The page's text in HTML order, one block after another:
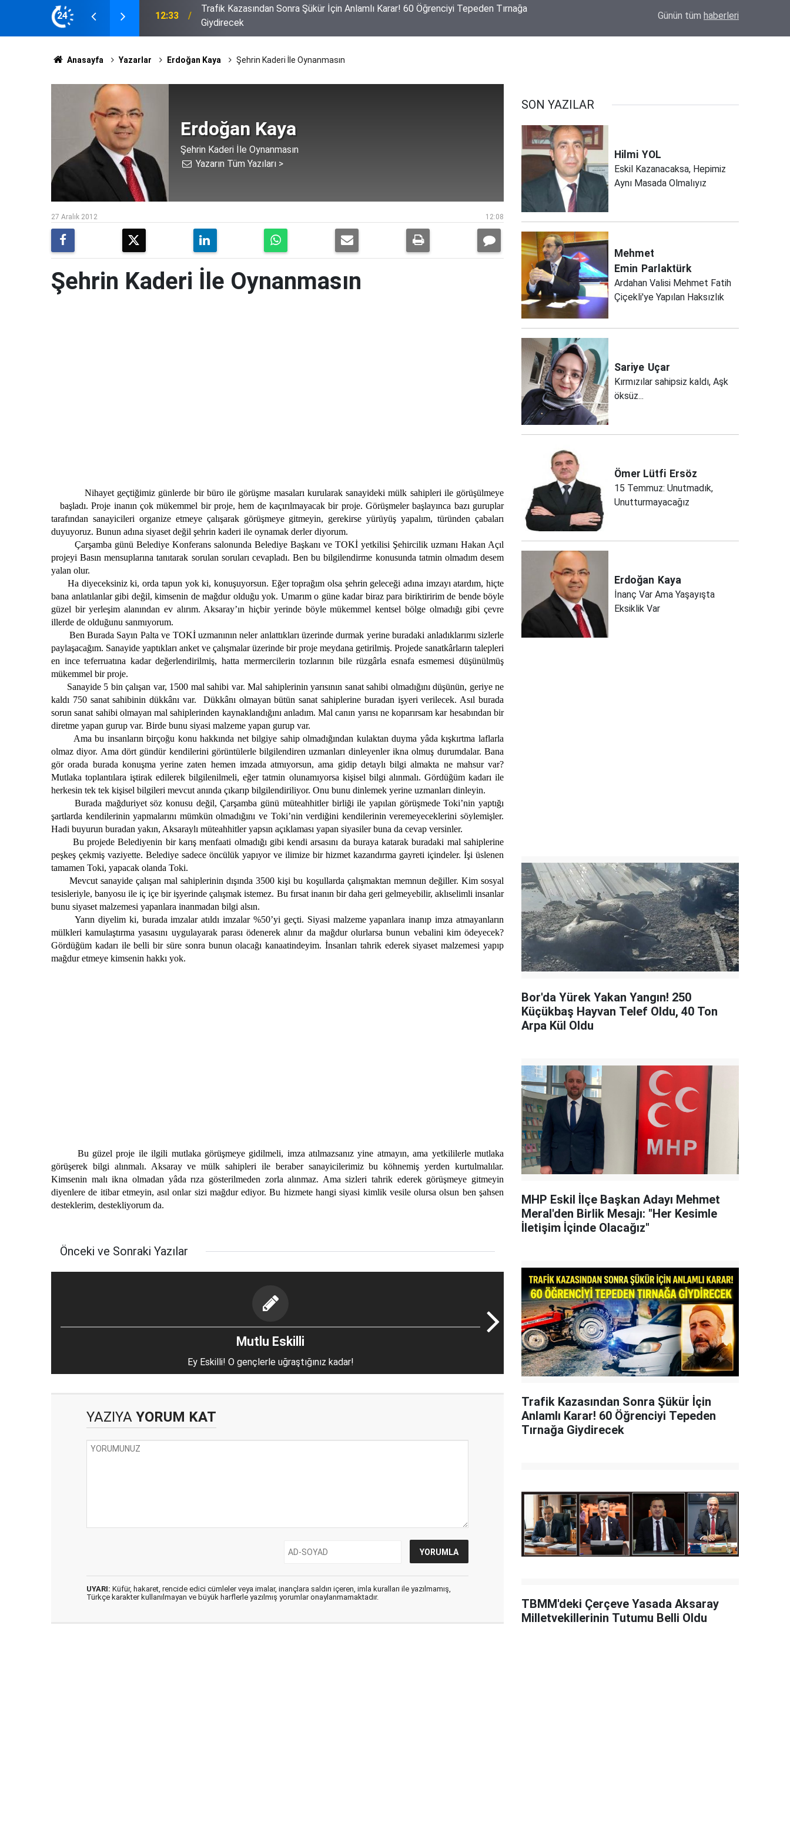
24
Öğrenciyi Tepeden Tırnağa
11:40 TBMM'deki Çerçeve Yasada Aksaray Milletvekillerinin Tutumu Belli Oldu Eskil'de Tosun Yaylası Yol Ayrımında
Günün tüm haberleri
Anasayfa Yazarlar Erdoğan Kaya Şehrin Kaderi İle Oynanmasın
Erdoğan Kaya
Şehrin Kaderi İle Oynanmasın
Yazarın Tüm Yazıları >
12:08
27 Aralık 2012
Şehrin Kaderi İle Oynanmasın
Nihayet geçtiğimiz günlerde bir büro ile görüşme masaları kurularak sanayideki mülk sahipleri ile görüşülmeye
başladı. Proje inanın çok mükemmel bir proje, hem de kaçırılmayacak bir proje. Görüşmeler başlayınca bazı guruplar
tarafından sanayicileri organize etmeye çalışarak görüşmeye gitmeyin, gerekirse yürüyüş yapalım, türünden çabaları
duyuyoruz. Bunun adına siyaset değil şehrin kaderi ile oynamak derler diyorum.
Çarşamba günü Belediye Konferans salonunda Belediye Başkanı ve TOKİ yetkilisi Şehircilik uzmanı Hakan Açıl
projeyi Basın mensuplarına tanıtarak sorulan soruları cevapladı. Ben bu bilgilendirme konusunda tatmin olmadım desem
yalan olur.
Ha diyeceksiniz ki, orda tapun yok ki, konuşuyorsun. Eğer toprağım olsa şehrin geleceği adına imzayı atardım, hiçte
bana anlatılanlar gibi değil, kimsenin de mağdur olduğu yok. Umarım o güne kadar biraz para biriktiririm de bende böyle
güzel bir yerleşim alanından ev alırım. Aksaray’ın hiçbir yerinde böyle mükemmel kentsel bölge olmadığı gibi çevre
illerde de olduğunu sanmıyorum.
Ben Burada Sayın Palta ve TOKİ uzmanının neler anlattıkları üzerinde durmak yerine buradaki anladıklarımı sizlerle
paylaşacağım. Sanayide yaptıkları anket ve çalışmalar üzerinde bir proje meydana getirilmiş. Projede sanatkârların talepleri
en ince teferruatına kadar değerlendirilmiş, hatta mermercilerin tozlarının bile rüzgârla esnafa esmemesi düşünülmüş
mükemmel bir proje.
Sanayide 5 bin çalışan var, 1500 mal sahibi var. Mal sahiplerinin yarısının sanat sahibi olmadığını düşünün, geriye ne
kaldı 750 sanat sahibinin dükkânı var.
Dükkânı olmayan bütün sanat sahiplerine buradan işyeri verilecek. Asıl burada
sorun sanat sahibi olmayan mal sahiplerinden kaynaklandığını anladım. Mal canın yarısı ne koparırsam kar hesabından bir
diretme yapan gurup var. Birde bunu siyasi malzeme yapan gurup var.
Ama bu insanların birçoğu konu hakkında net bilgiye sahip olmadığından kulaktan duyma yâda kışkırtma laflarla
olmaz diyor. Ama dört gündür kendilerini görüntülerle bilgilendiren uzmanları dinleyenler ikna olmuş durumdalar. Bana
gör orada burada konuşma yerine zaten hemen imzada atmıyorsun, ama gidip detaylı bilgi almakta ne mahsur var?
Mutlaka toplantılara iştirak edilerek bilgilenilmeli, eğer tatmin olunamıyorsa kişisel bilgi alınmalı. Gördüğüm kadarı ile
herkesin tek tek kişisel bilgileri mevcut anında çıkarıp bilgilendiriliyor. Onu bunu dinlemek yerine uzmanları dinleyin.
Burada mağduriyet söz konusu değil, Çarşamba günü müteahhitler birliği ile yapılan görüşmede Toki’nin yaptığı
şartlarda kendilerinin yapmalarını mümkün olmadığını ve Toki’nin verdiğini kendilerinin veremeyeceklerini söylemişler.
Hadi buyurun buradan yakın, Aksaraylı müteahhitler yapsın açıklaması yapan siyasiler buna da cevap versinler.
Bu projede Belediyenin bir karış menfaati olmadığı gibi kendi arsasını da buraya katarak buradaki mal sahiplerine
peşkeş çekmiş vaziyette. Belediye sadece öncülük yapıyor ve ilimize bir hizmet kazandırma gayreti içindeler. İşi üslenen
tamamen Toki, yapacak olanda Toki.
Mevcut sanayide çalışan mal sahiplerinin dışında 3500 kişi bu koşullarda çalışmaktan memnun değiller. Kim sosyal
tesisleriyle, banyosu ile iç içe bir işyerinde çalışmak istemez. Bu fırsat inanın bir daha geri gelmeyebilir, aklıselimli insanlar
bunu siyaset malzemesi yapanlara inanmadan bilgi alsın.
Yarın diyelim ki, burada imzalar atıldı imzalar %50’yi geçti. Siyasi malzeme yapanlara inanıp imza atmayanların
mülkleri kamulaştırma yasasını uygulayarak parası ödenerek alınır da mağdur olurlarsa bunun vebalini kim ödeyecek?
Gördüğüm kadarı ile belli bir süre sonra bunun olacağı kanaatindeyim. İnsanları tahrik ederek siyaset malzemesi yapıp
mağdur etmeye kimsenin hakkı yok.
Bu güzel proje ile ilgili mutlaka görüşmeye gidilmeli, imza atılmazsanız yine atmayın, ama yetkililerle mutlaka
görüşerek bilgi alınmalı. Aksaray ve mülk sahipleri ile beraber sanayicilerimiz bu köhnemiş yerden kurtulmalılar.
Kimsenin malı ikna olmadan yâda rıza gösterilmeden zorla alınmaz. Ama sizleri tahrik ederek görüşmeye gitmeyin
diyenlere de itibar etmeyin, asıl onlar sizi mağdur ediyor. Bu hizmete hangi siyasi kimlik vesile olursa olsun ben şahsen
desteklerim, destekliyorum da.
Önceki ve Sonraki Yazılar
Mutlu Eskilli
Ey Eskilli! O gençlerle uğraştığınız kadar!
YAZIYA YORUM KAT
UYARI: Küfür, hakaret, rencide edici cümleler veya imalar, inançlara saldırı içeren, imla kuralları ile yazılmamış,
Türkçe karakter kullanılmayan ve büyük harflerle yazılmış yorumlar onaylanmamaktadır.
SON YAZILAR
Hilmi YOL
Eskil Kazanacaksa, Hepimiz
Aynı Masada Olmalıyız
Mehmet
Emin Parlaktürk
Ardahan Valisi Mehmet Fatih
Çiçekli'ye Yapılan Haksızlık
Sariye Uçar
Kırmızılar sahipsiz kaldı, Aşk
öksüz...
Ömer Lütfi Ersöz
15 Temmuz: Unutmadık,
Unutturmayacağız
Erdoğan Kaya
İnanç Var Ama Yaşayışta
Eksiklik Var
Bor'da Yürek Yakan Yangın! 250
Küçükbaş Hayvan Telef Oldu, 40 Ton
Arpa Kül Oldu
MHP Eskil İlçe Başkan Adayı Mehmet
Meral'den Birlik Mesajı: "Her Kesimle
İletişim İçinde Olacağız"
Trafik Kazasından Sonra Şükür İçin
Anlamlı Karar! 60 Öğrenciyi Tepeden
Tırnağa Giydirecek
TBMM'deki Çerçeve Yasada Aksaray
Milletvekillerinin Tutumu Belli Oldu